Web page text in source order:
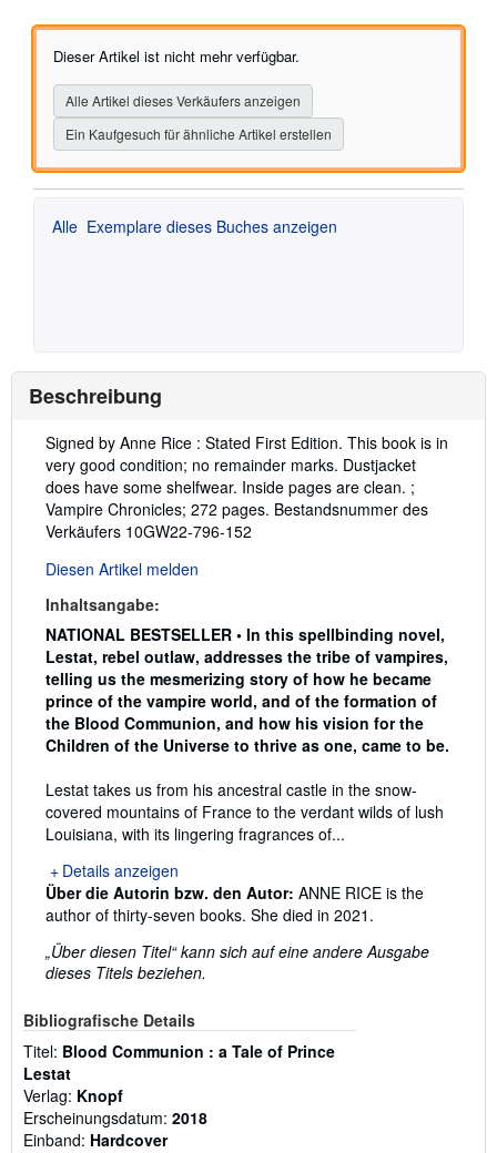
5
Sternen
Dieser Artikel ist nicht mehr verfügbar.
Alle Artikel dieses Verkäufers anzeigen
Ein Kaufgesuch für ähnliche Artikel erstellen
Alle Exemplare dieses Buches anzeigen
Beschreibung
Beschreibung:
Signed by Anne Rice : Stated First Edition. This book is in
very good condition; no remainder marks. Dustjacket
does have some shelfwear. Inside pages are clean. ;
Vampire Chronicles; 272 pages. Bestandsnummer des
Verkäufers 10GW22-796-152
Diesen Artikel melden
Inhaltsangabe:
NATIONAL BESTSELLER • In this spellbinding novel,
Lestat, rebel outlaw, addresses the tribe of vampires,
telling us the mesmerizing story of how he became
prince of the vampire world, and of the formation of
the Blood Communion, and how his vision for the
Children of the Universe to thrive as one, came to be.
Lestat takes us from his ancestral castle in the snow-
covered mountains of France to the verdant wilds of lush
Louisiana, with its lingering fragrances of...
Details anzeigen
Über die Autorin bzw. den Autor: ANNE RICE is the
author of thirty-seven books. She died in 2021.
„Über diesen Titel“ kann sich auf eine andere Ausgabe
dieses Titels beziehen.
Bibliografische Details
Titel: Blood Communion : a Tale of Prince
Lestat
Verlag: Knopf
Erscheinungsdatum: 2018
Einband: Hardcover